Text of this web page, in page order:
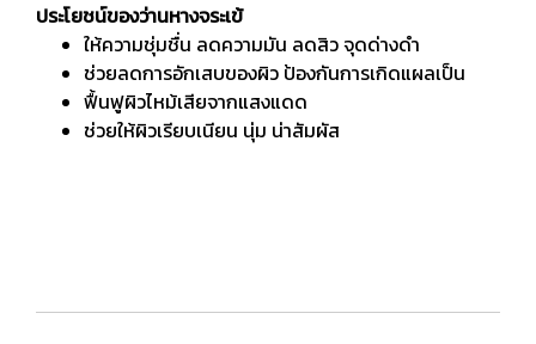
ประโยชน์ของว่านหางจระเข้
ให้ความชุ่มชื่น ลดความมัน ลดสิว จุดด่างดำ
ช่วยลดการอักเสบของผิว ป้องกันการเกิดแผลเป็น
ฟื้นฟูผิวไหม้เสียจากแสงแดด
ช่วยให้ผิวเรียบเนียน นุ่ม น่าสัมผัส